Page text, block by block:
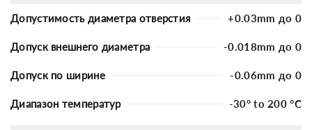
Допустимость диаметра отверстия +0.03mm до 0
Допуск внешнего диаметра -0.018mm до 0
Допуск по ширине -0.06mm до 0
Диапазон температур -30° to 200 °C